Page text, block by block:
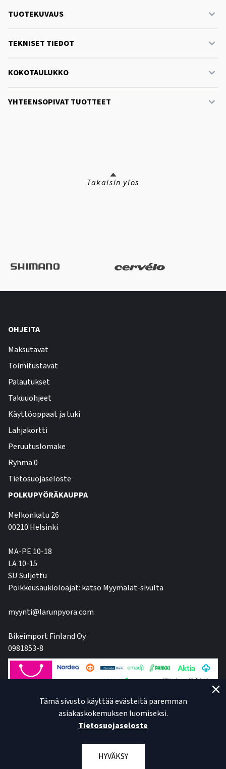
TUOTEKUVAUS
TEKNISET TIEDOT
KOKOTAULUKKO
YHTEENSOPIVAT TUOTTEET
Takaisin ylös
OHJEITA
Maksutavat
Toimitustavat
Palautukset
Takuuohjeet
Käyttöoppaat ja tuki
Lahjakortti
Peruutuslomake
Ryhmä 0
Tietosuojaseloste
POLKUPYÖRÄKAUPPA
Melkonkatu 26
00210 Helsinki
MA-PE 10-18
LA 10-15
SU Suljettu
Poikkeusaukioloajat: katso Myymälät-sivulta
myynti@larunpyora.com
Bikeimport Finland Oy
0981853-8
Tämä sivusto käyttää evästeitä paremman
asiakaskokemuksen luomiseksi.
Tietosuojaseloste
HYVÄKSY